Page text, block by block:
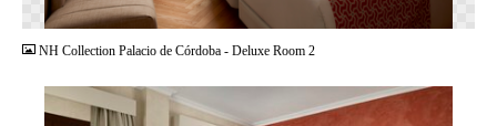
PNG
NH Collection Palacio de Córdoba - Deluxe Room 2